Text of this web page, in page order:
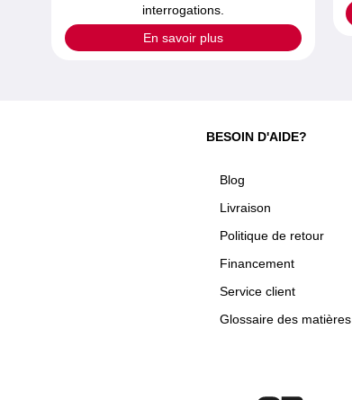
interrogations.
En savoir plus
BESOIN D'AIDE?
Blog
Livraison
Politique de retour
Financement
Service client
Glossaire des matières